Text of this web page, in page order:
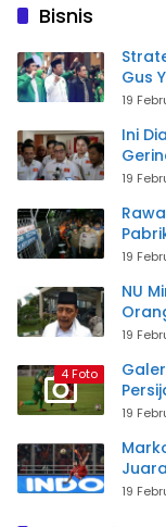
Bisnis
Gus
19
Ini
19
19
NU
19
4 Foto
19
19